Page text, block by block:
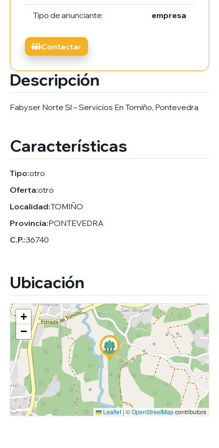
Descripción
Fabyser Norte Sl – Servicios En Tomiño, Pontevedra
Características
Tipo:otro
Oferta:otro
Localidad:TOMIÑO
Provincia:PONTEVEDRA
C.P.:36740
Ubicación
+
−
Leaflet | ©OpenStreetMapcontributors
Tipo de anunciante: empresa
Contactar